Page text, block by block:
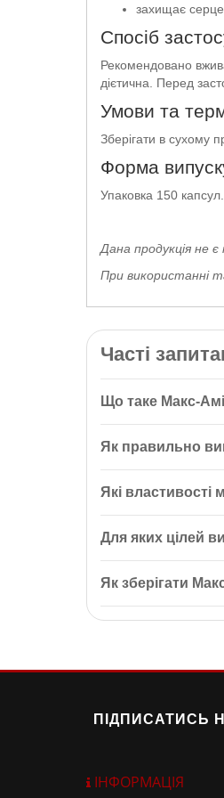
захищає
Спосіб
Рекомендовано
дієтична. Перед
Умови та
Зберігати в сухому
Форма
Упаковка 150 капсул.
Дана продукція не
При використанні
Часті
Що таке Макс-
відновлюють м’язові
Як правильно
Які властивості
Для яких цілей
Як зберігати
ПІДПИСАТИСЬ
ІНФОРМАЦІЯ